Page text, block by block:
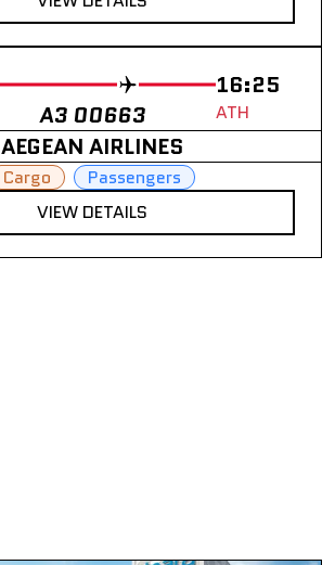
A3 00663
16:25
ATH
AEGEAN AIRLINES
Cargo
Passengers
VIEW DETAILS